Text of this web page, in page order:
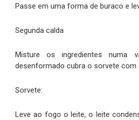
Passe em uma forma de buraco e
Segunda calda
Misture os ingredientes numa
desenformado cubra o sorvete com
Sorvete:
Leve ao fogo o leite, o leite